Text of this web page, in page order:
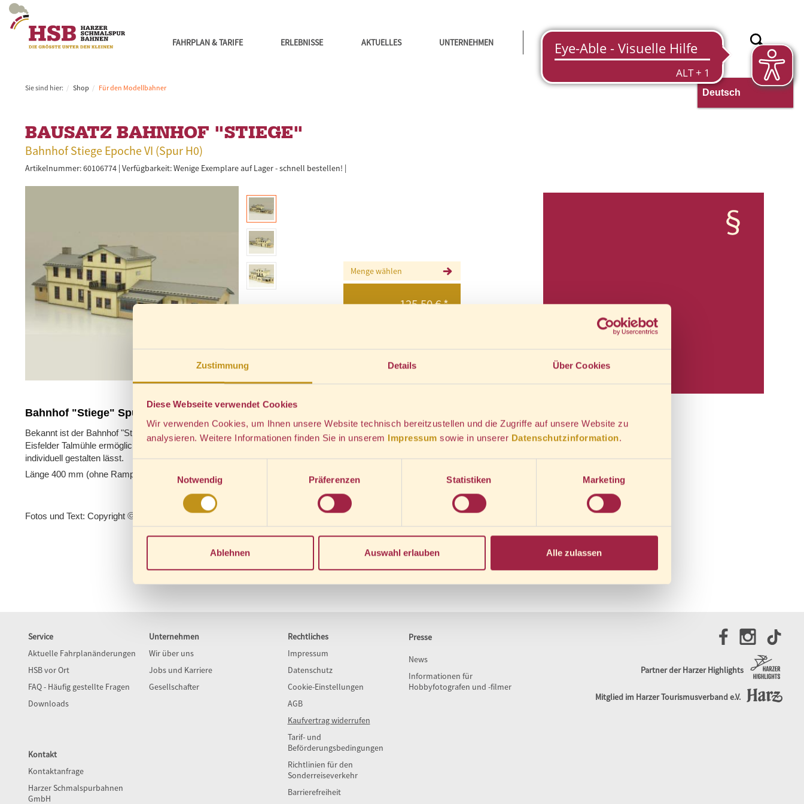
Zustimmung Details Über Cookies
Diese Webseite verwendet Cookies
Wir verwenden Cookies, um Ihnen unsere Website technisch bereitzustellen und die Zugriffe auf unsere Website zu
analysieren. Weitere Informationen finden Sie in unserem Impressum sowie in unserer Datenschutzinformation.
Notwendig
Präferenzen Statistiken Marketing
Ablehnen Auswahl erlauben Alle zulassen
FAHRPLAN & TARIFE ERLEBNISSE AKTUELLES UNTERNEHMEN
Sie sind hier: Shop Für den Modellbahner
BAUSATZ BAHNHOF "STIEGE"
Bahnhof Stiege Epoche VI (Spur H0)
Artikelnummer: 60106774 | Verfügbarkeit:Wenige Exemplare auf Lager - schnell bestellen! |
Menge wählen
125,50€*
IN DEN WARENKORB
Bahnhof "Stiege" Spur H0
Bekannt ist der Bahnhof "Stiege" durch seine Wendeschleife, die eine schnelle Verbindung von der Selketalbahn hinunter zur
Eisfelder Talmühle ermöglicht. Das Modell entspricht dem heutigen Zustand. Zum Lieferumfang gehört eine Rampe, die sich
individuell gestalten lässt.
Länge 400 mm (ohne Rampe), 580 mm (mit Rampe), Tiefe 120 mm, Höhe 130 mm
Fotos und Text: Copyright © Die Modellbahnwerkstatt
Rechtliches
Datenschutz
Impressum
Service
Aktuelle Fahrplanänderungen
HSB vor Ort
FAQ - Häufig gestellte Fragen
Downloads
Unternehmen
Wir über uns
Jobs und Karriere
Gesellschafter
Kontakt
Kontaktanfrage
Harzer Schmalspurbahnen
GmbH
Rechtliches
Impressum
Datenschutz
Cookie-Einstellungen
AGB
Kaufvertrag widerrufen
Tarif- und
Beförderungsbedingungen
Richtlinien für den
Sonderreiseverkehr
Barrierefreiheit
Presse
News
Informationen für
Hobbyfotografen und -filmer
Partner der Harzer Highlights
Mitglied im Harzer Tourismusverband e.V.